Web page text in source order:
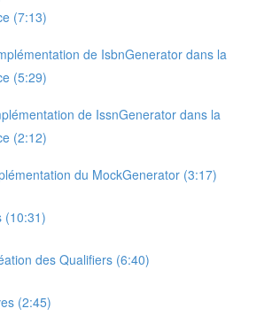
(7:13)
de IsbnGenerator dans la
(5:29)
de IssnGenerator dans la
(2:12)
du MockGenerator (3:17)
(10:31)
des Qualifiers (6:40)
(2:45)